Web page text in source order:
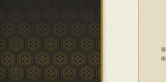
（4
（5
（6
（7
※刷
※刷
未受
なお